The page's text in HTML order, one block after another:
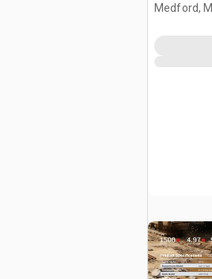
Medford,